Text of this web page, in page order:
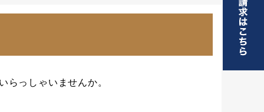
らっしゃいませんか。